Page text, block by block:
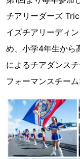
チアリーダーズ
イズチアリーディ
め、小学4年生から
によるチアダンス
フォーマンスチーム